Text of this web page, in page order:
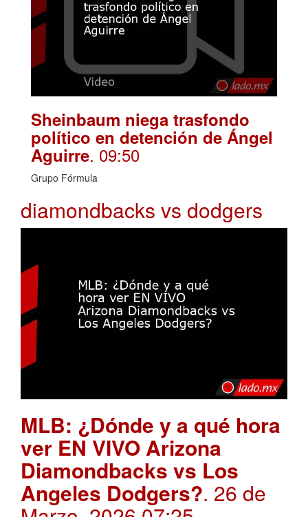
Sheinbaum niega trasfondo
político en detención de Ángel
Aguirre. 09:50
Grupo Fórmula
diamondbacks vs dodgers
MLB: ¿Dónde y a qué hora
ver EN VIVO Arizona
Diamondbacks vs Los
Angeles Dodgers?. 26 de